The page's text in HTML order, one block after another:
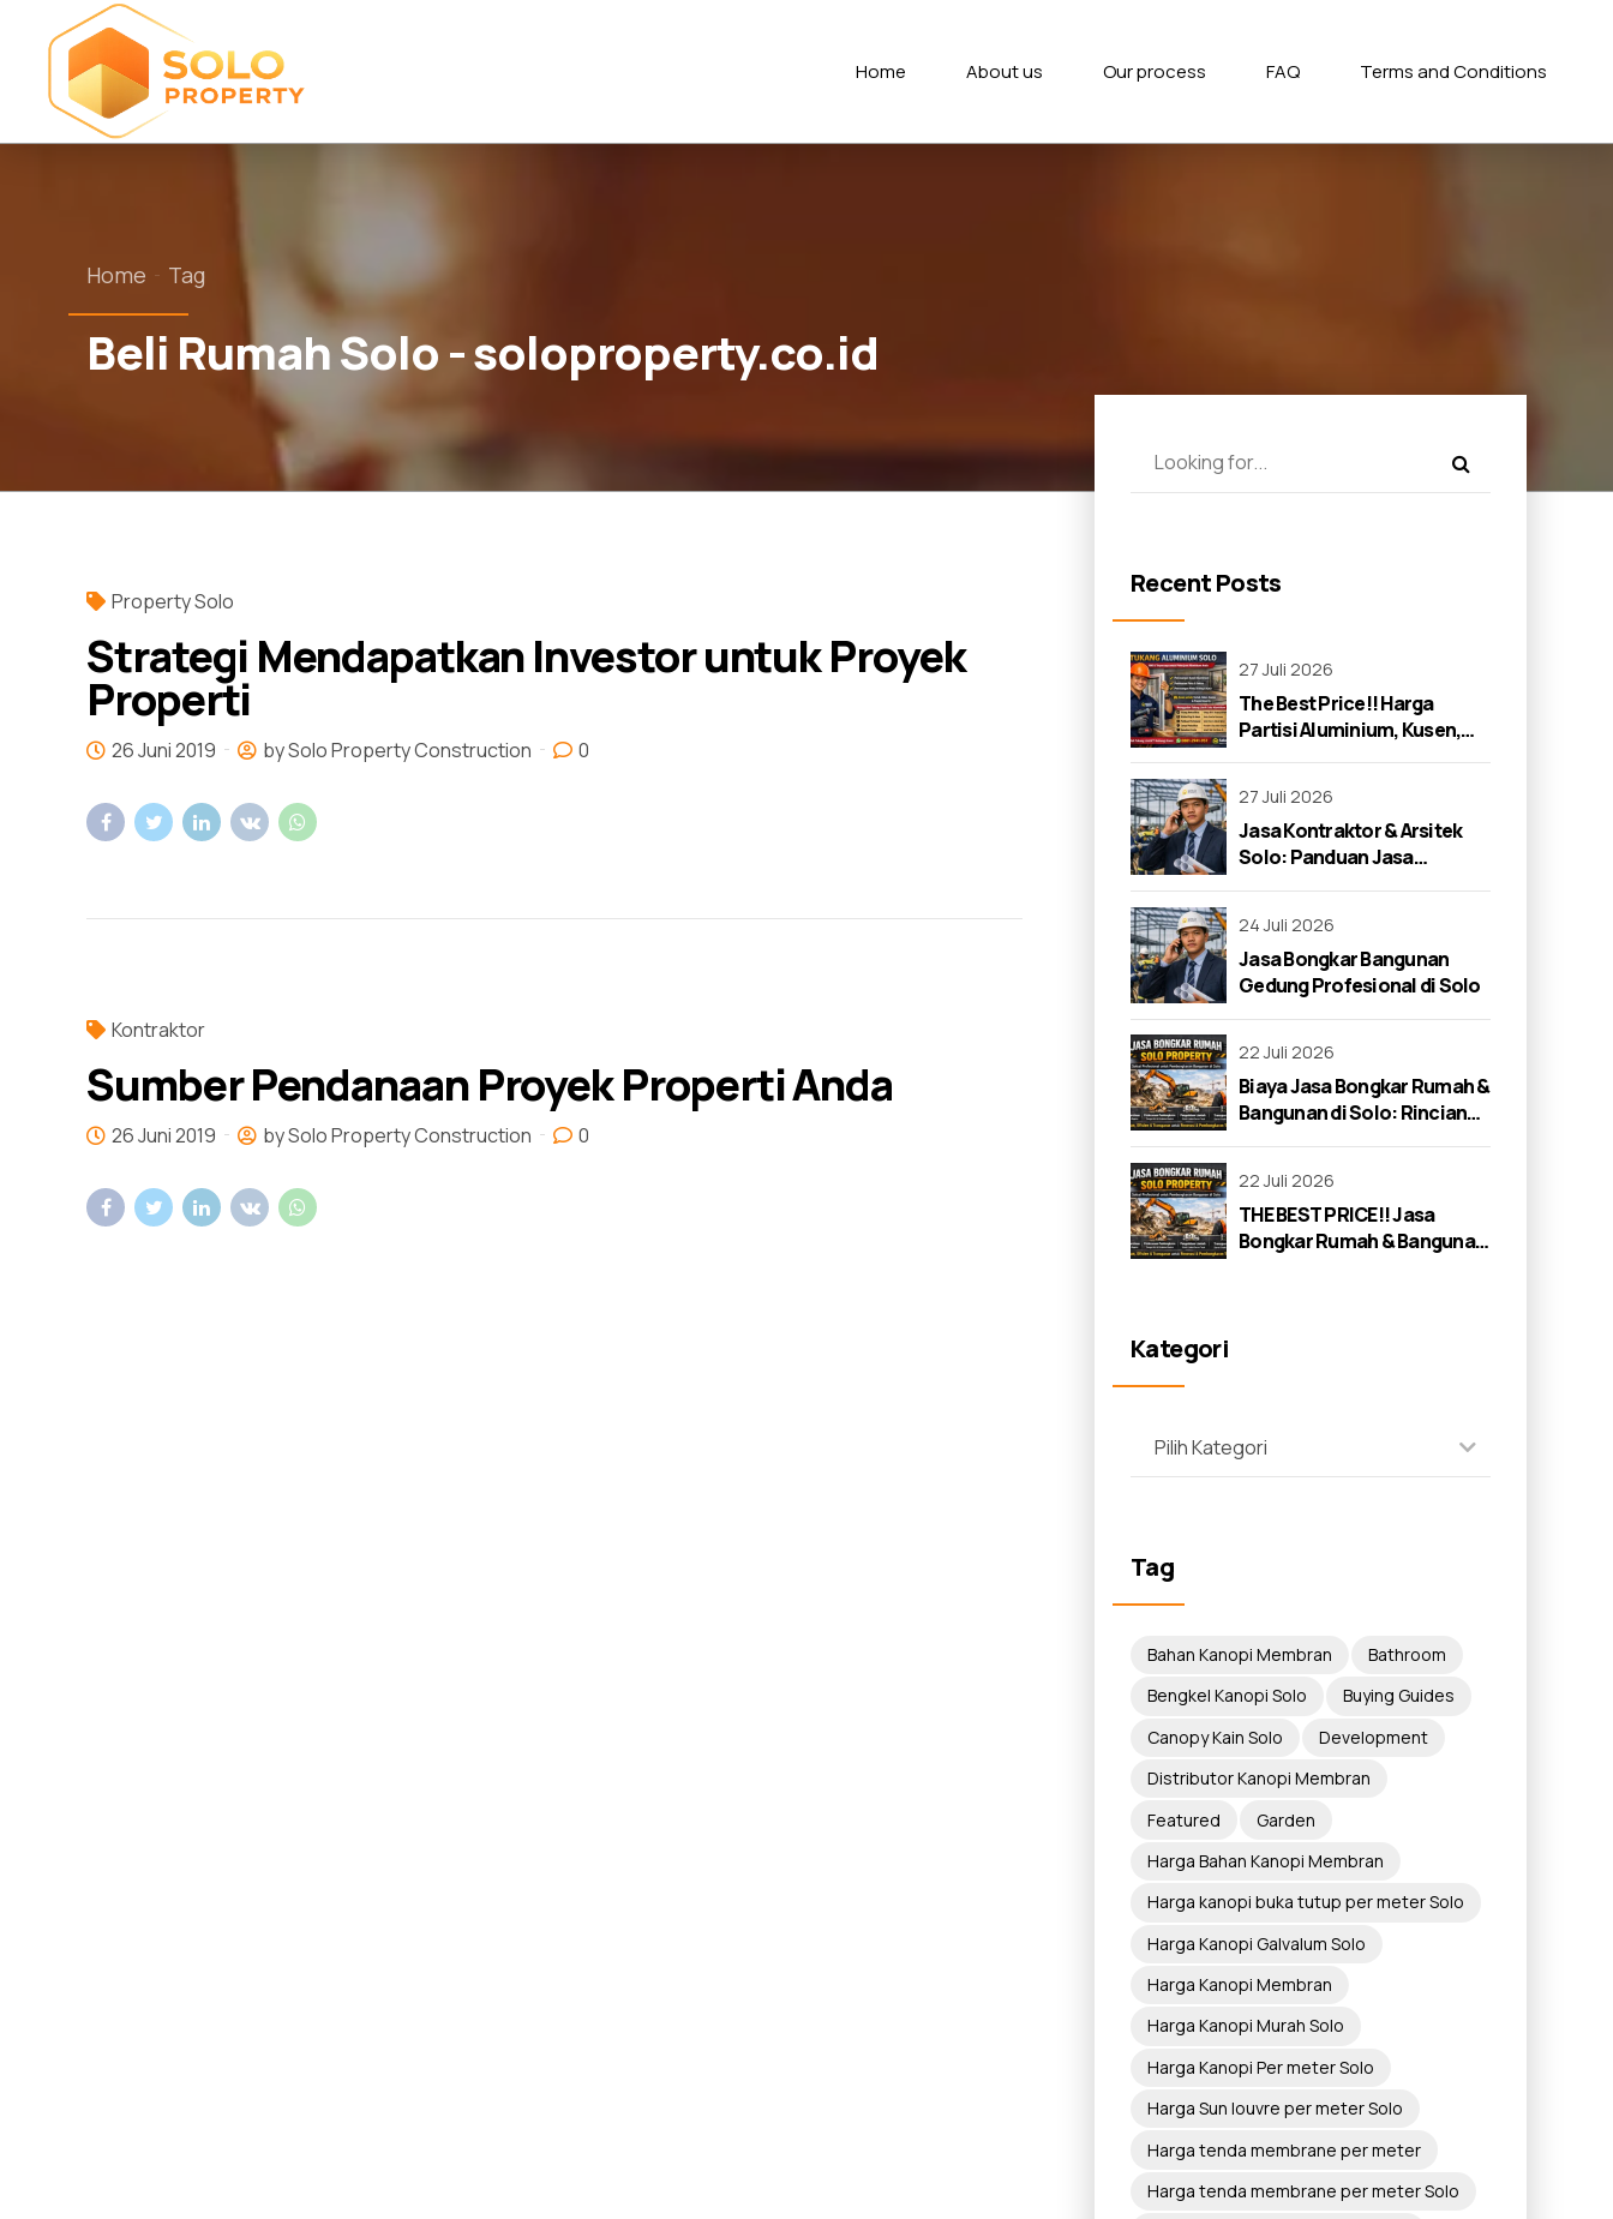
Home About us Our process FAQ Terms and Conditions
Home Tag
Beli Rumah Solo - soloproperty.co.id
Property Solo
Strategi Mendapatkan Investor untuk Proyek
Properti
26 Juni 2019 by Solo Property Construction 0
Kontraktor
Sumber Pendanaan Proyek Properti Anda
26 Juni 2019 by Solo Property Construction 0
Recent Posts
27 Juli 2026
The Best Price!! Harga
Partisi Aluminium, Kusen,
dan Jendela di Solo 2026
27 Juli 2026
Jasa Kontraktor & Arsitek
Solo: Panduan Jasa
24 Juli 2026
Jasa Bongkar Bangunan
Gedung Profesional di Solo
22 Juli 2026
Biaya Jasa Bongkar Rumah &
Bangunan di Solo: Rincian
22 Juli 2026
THE BEST PRICE!! Jasa
Bongkar Rumah & Bangunan
Kategori
Pilih Kategori
Tag
Bahan Kanopi Membran
Bathroom
Bengkel Kanopi Solo
Buying Guides
Canopy Kain Solo
Development
Distributor Kanopi Membran
Featured
Garden
Harga Bahan Kanopi Membran
Harga kanopi buka tutup per meter Solo
Harga Kanopi Galvalum Solo
Harga Kanopi Membran
Harga Kanopi Murah Solo
Harga Kanopi Per meter Solo
Harga Sun louvre per meter Solo
Harga tenda membrane per meter
Harga tenda membrane per meter Solo